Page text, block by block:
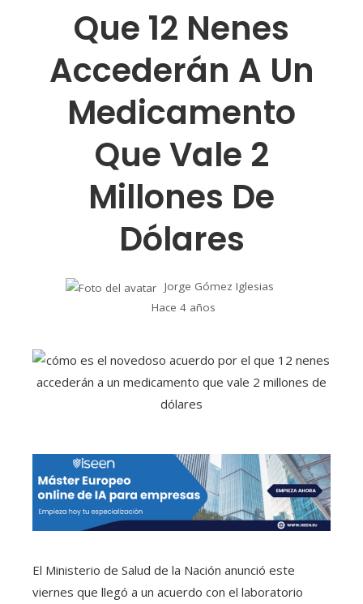
Que 12 Nenes
Accederán A Un
Medicamento
Que Vale 2
Millones De
Dólares
Jorge Gómez Iglesias
Hace 4 años
El Ministerio de Salud de la Nación anunció este
viernes que llegó a un acuerdo con el laboratorio